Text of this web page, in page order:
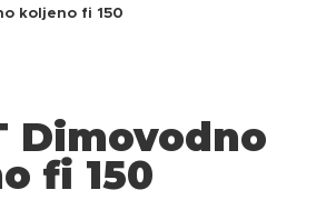
koljeno fi 150
Dimovodno
fi 150